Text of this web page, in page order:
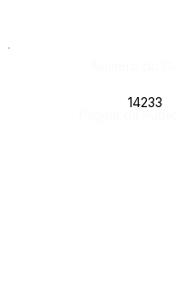
14233